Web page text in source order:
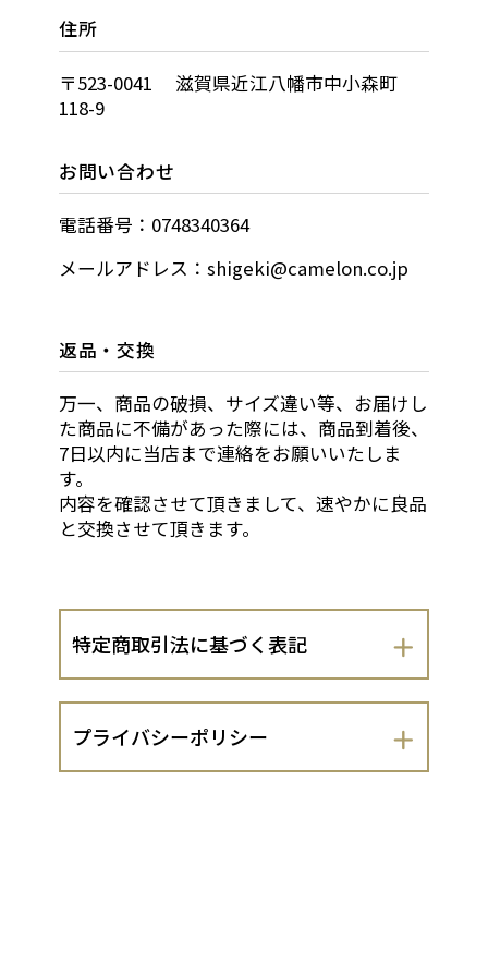
住所
〒523-0041 滋賀県近江八幡市中小森町
118-9
お問い合わせ
電話番号：0748340364
メールアドレス：shigeki@camelon.co.jp
返品・交換
万一、商品の破損、サイズ違い等、お届けし
た商品に不備があった際には、商品到着後、
7日以内に当店まで連絡をお願いいたしま
す。
内容を確認させて頂きまして、速やかに良品
と交換させて頂きます。
特定商取引法に基づく表記
会社名
株式会社 CAMELON
プライバシーポリシー